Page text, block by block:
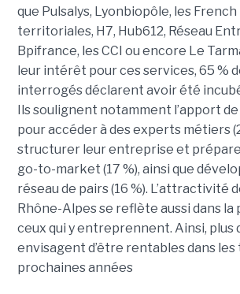
que Pulsalys, Lyonbiopôle, les French
territoriales, H7, Hub612, Réseau
Bpifrance, les CCI ou encore Le
leur intérêt pour ces services, 65 %
interrogés déclarent avoir été
Ils soulignent notamment l’apport
pour accéder à des experts métiers
structurer leur entreprise et
go-to-market (17 %), ainsi que
réseau de pairs (16 %). L’attractivité
Rhône-Alpes se reflète aussi dans
ceux qui y entreprennent. Ainsi, plus
envisagent d’être rentables dans les
prochaines années